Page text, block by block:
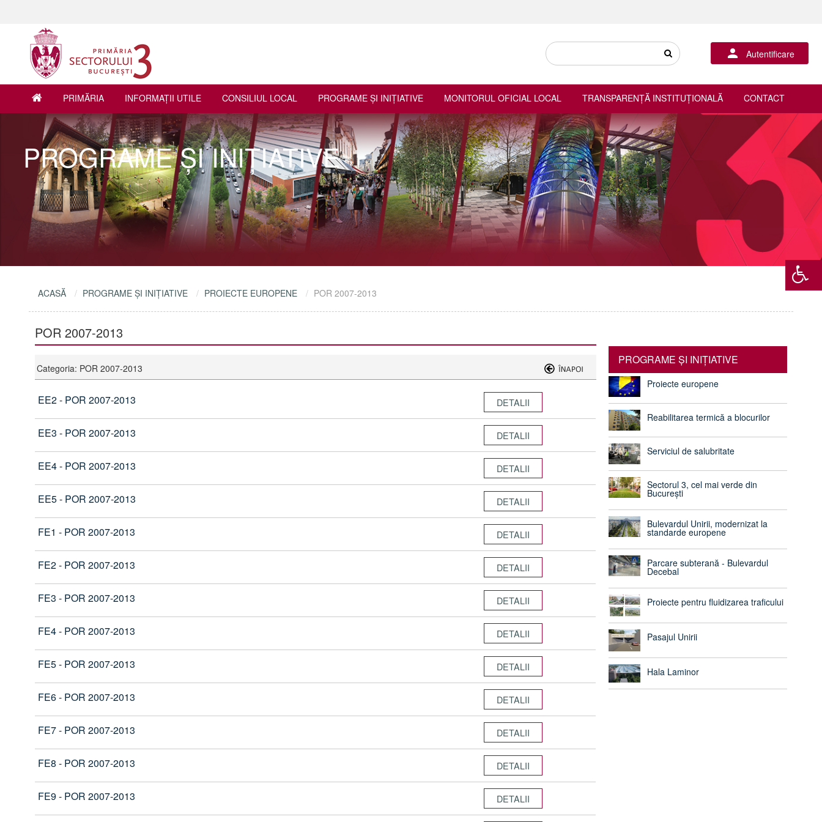
Autentificare
PRIMĂRIA INFORMAŢII UTILE CONSILIUL LOCAL PROGRAME ŞI INIŢIATIVE MONITORUL OFICIAL LOCAL TRANSPARENȚĂ INSTITUȚIONALĂ CONTACT
PROGRAME ŞI INIŢIATIVE
ACASĂ PROGRAME ŞI INIŢIATIVE PROIECTE EUROPENE POR 2007-2013
POR 2007-2013
Categoria: POR 2007-2013
EE2 - POR 2007-2013 DETALII
EE3 - POR 2007-2013 DETALII
EE4 - POR 2007-2013 DETALII
EE5 - POR 2007-2013 DETALII
FE1 - POR 2007-2013 DETALII
FE2 - POR 2007-2013 DETALII
FE3 - POR 2007-2013 DETALII
FE4 - POR 2007-2013 DETALII
FE5 - POR 2007-2013 DETALII
FE6 - POR 2007-2013 DETALII
FE7 - POR 2007-2013 DETALII
FE8 - POR 2007-2013 DETALII
FE9 - POR 2007-2013 DETALII
PROGRAME ŞI INIŢIATIVE
Proiecte europene
Reabilitarea termică a blocurilor
Serviciul de salubritate
Sectorul 3, cel mai verde din
București
Bulevardul Unirii, modernizat la
standarde europene
Parcare subterană - Bulevardul
Decebal
Proiecte pentru fluidizarea traficului
Pasajul Unirii
Hala Laminor